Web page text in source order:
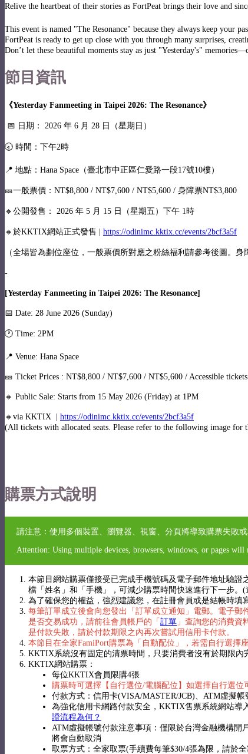
Relive the heartbeat of their stories as FortPeat brings their love and
This event is named "The Resonance" because they always keep your
FortPeat is ready to get up close with you through many surprises,
Don’t let these beautiful moments stay as just "Yesterday's"
節目資訊
《Yesterday Fanmeeting in Taipei 2026: The Resonance》
📅 日期： 2026 年 6 月 28 日（星期日）
🕣 時間：下午2時
📍 地點：Hana Space（臺北市中正區仁愛路一段17號10樓）
🎫一般票價：NT$8,800 / NT$7,600 / NT$5,600 / 身障票NT$3,800
🔸公開發售： 2026 年 5 月 15 日（星期五）下午 1時
🔸於KKTIX網站正式發售 | https://odinimc.kktix.cc/events/2bcf3a5f
（全場皆為劃位座位，一般票價所對應之粉絲福利請參考後圖。身
-
[Yesterday Fanmeeting in Taipei 2026: The Resonance]
📅 Date: 28 June 2026 (Sunday)
🕐 Time: 2PM
📍 Venue: Hana Space
🎫 Ticket Prices : NT$8,800 / NT$7,600 / NT$5,600 / Accessible
🔸 Public Sale: Starts from 15 May 2026 (Friday) at 1PM
🔸via KKTIX | https://odinimc.kktix.cc/events/2bcf3a5f
(All tickets with allocated seats. Please refer to the following image for
購票方式說明
請注意：使用多個裝置、瀏覽器、視窗、分頁將導致購票失敗或
Attention: Using multiple devices, browsers, windows, or pages
本節目網站購票僅接受已完成手機號碼及電子郵件地址驗證
檔「姓名」和「手機」，可減少購票時間快速進行下一步。
為了確保您的權益，強烈建議您，在註冊會員或是結帳時填
每筆訂單成立後會向您發出「訂單成立通知」電郵。電子
是否交易成功，請前往會員帳戶的「訂單 」查詢您的消費
是付款失敗，請於付款期限之內再次嘗試用信用卡付款。
本節目在全家FamiPort購票為「自動配位」，若需自行選擇
KKTIX系統沒有固定的清票時間，只要消費者沒有於期限內
KKTIX網站購票：
每位KKTIX會員限購4張
購票時可選擇【自行選位/電腦配位】如選擇自行選
付款方式：信用卡(VISA/MASTER/JCB)、ATM虛擬帳
為強化信用卡網路付款安全，KKTIX售票系統網站導
證流程為何？
ATM虛擬帳號付款注意事項：僅限於台灣金融機構開
將會自動取消
取票方式：全家取票(手續費每筆$30/4張為限，請於